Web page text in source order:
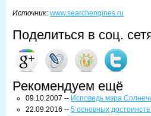
Источник: www.searchengines.ru
Поделиться в соц.
Рекомендуем ещё
09.10.2007 -- Исповедь мэра
22.09.2016 -- 5 основных